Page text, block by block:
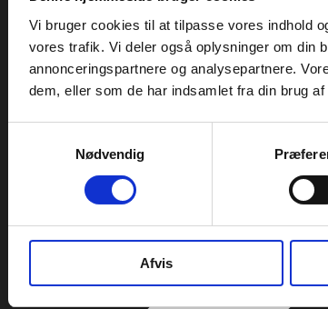
Vi bruger cookies til at tilpasse vores indhold
vores trafik. Vi deler også oplysninger om din
annonceringspartnere og analysepartnere.
dem, eller som de har indsamlet fra din brug af
Nødvendig
Afvis